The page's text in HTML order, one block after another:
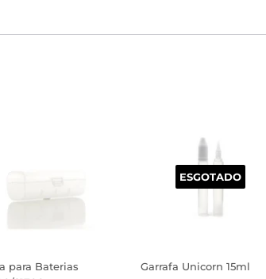
para Baterias
ESGOTADO
Garrafa Unicorn 15ml